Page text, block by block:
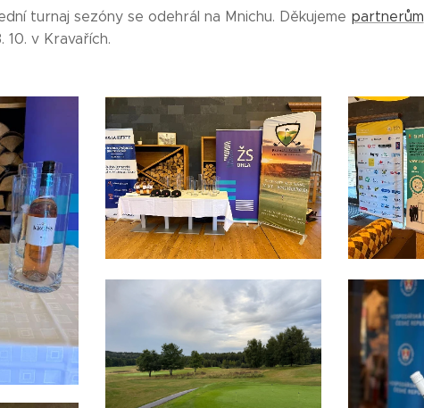
turnaj sezóny se odehrál na Mnichu. Děkujeme partnerům
10. v Kravařích.